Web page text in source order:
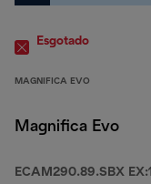
Esgotado
MAGNIFICA EVO
Magnifica Evo
ECAM290.89.SBX EX:1